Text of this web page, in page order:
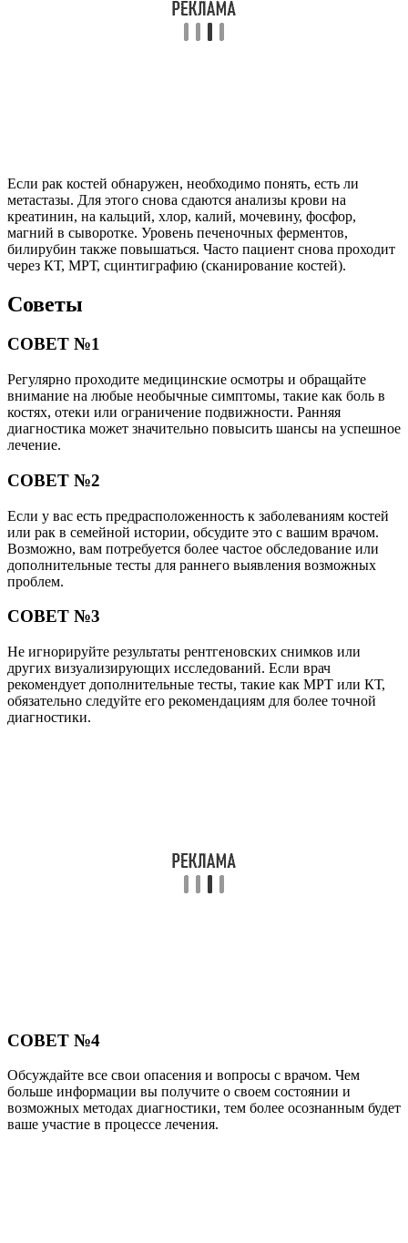
Если рак костей обнаружен, необходимо понять, есть ли
метастазы. Для этого снова сдаются анализы крови на
креатинин, на кальций, хлор, калий, мочевину, фосфор,
магний в сыворотке. Уровень печеночных ферментов,
билирубин также повышаться. Часто пациент снова проходит
через КТ, МРТ, сцинтиграфию (сканирование костей).
Советы
СОВЕТ №1
Регулярно проходите медицинские осмотры и обращайте
внимание на любые необычные симптомы, такие как боль в
костях, отеки или ограничение подвижности. Ранняя
диагностика может значительно повысить шансы на успешное
лечение.
СОВЕТ №2
Если у вас есть предрасположенность к заболеваниям костей
или рак в семейной истории, обсудите это с вашим врачом.
Возможно, вам потребуется более частое обследование или
дополнительные тесты для раннего выявления возможных
проблем.
СОВЕТ №3
Не игнорируйте результаты рентгеновских снимков или
других визуализирующих исследований. Если врач
рекомендует дополнительные тесты, такие как МРТ или КТ,
обязательно следуйте его рекомендациям для более точной
диагностики.
СОВЕТ №4
Обсуждайте все свои опасения и вопросы с врачом. Чем
больше информации вы получите о своем состоянии и
возможных методах диагностики, тем более осознанным будет
ваше участие в процессе лечения.